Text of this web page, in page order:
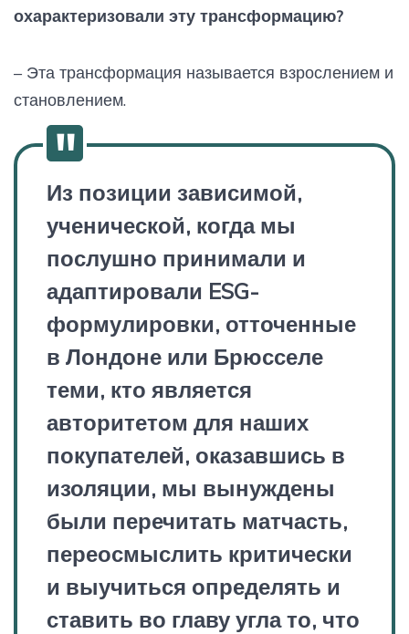
охарактеризовали эту трансформацию?
– Эта трансформация называется взрослением и
становлением.
Из позиции зависимой,
ученической, когда мы
послушно принимали и
адаптировали ESG-
формулировки, отточенные
в Лондоне или Брюсселе
теми, кто является
авторитетом для наших
покупателей, оказавшись в
изоляции, мы вынуждены
были перечитать матчасть,
переосмыслить критически
и выучиться определять и
ставить во главу угла то, что